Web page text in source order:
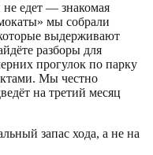
не едет — знакомая
мы собрали
выдерживают
разборы для
прогулок по парку
Мы честно
на третий месяц
запас хода, а не на